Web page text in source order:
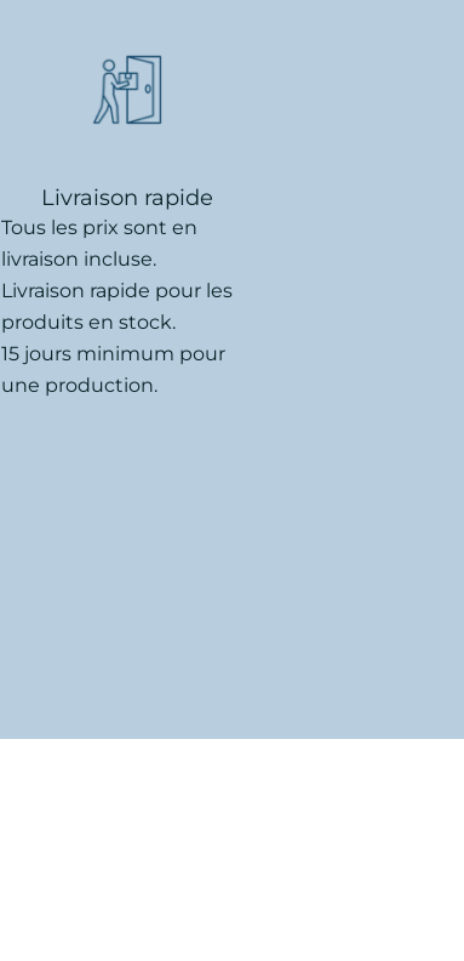
Livraison rapide
Tous les prix sont en
livraison incluse.
Livraison rapide pour les
produits en stock.
15 jours minimum pour
une production.